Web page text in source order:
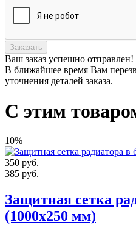
Заказать
Ваш заказ успешно отправлен!
В ближайшее время Вам
уточнения деталей заказа.
С этим
10%
350 руб.
385 руб.
Защитная сетка
(1000х250 мм)